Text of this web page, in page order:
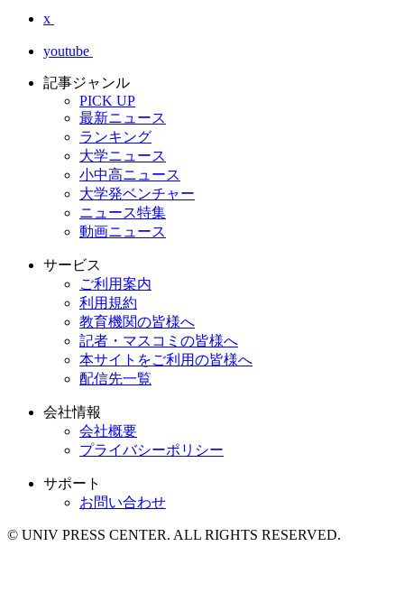
x
youtube
記事ジャンル
PICK UP
最新ニュース
ランキング
大学ニュース
小中高ニュース
大学発ベンチャー
ニュース特集
動画ニュース
サービス
ご利用案内
利用規約
教育機関の皆様へ
記者・マスコミの皆様へ
本サイトをご利用の皆様へ
配信先一覧
会社情報
会社概要
プライバシーポリシー
サポート
お問い合わせ
© UNIV PRESS CENTER. ALL RIGHTS RESERVED.